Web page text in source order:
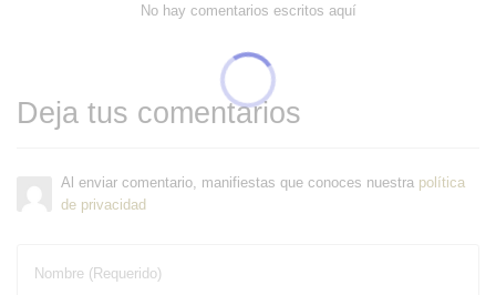
No hay comentarios escritos aquí
Deja tus comentarios
Al enviar comentario, manifiestas que conoces nuestra política
de privacidad
Nombre (Requerido)